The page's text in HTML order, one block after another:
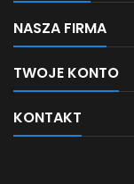
NASZA FIRMA
TWOJE KONTO
KONTAKT